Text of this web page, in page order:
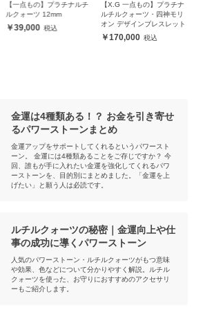
【一点もの】プラチナルチ
ルクォーツ 12mm
39,000
【X.G 一点もの】プラチナ
ルチルクォーツ・四神モリ
オン デザインブレスレット
170,000
金運は4種類ある！？ お金を引き寄せ
るパワーストーンまとめ
金運アップをサポートしてくれるというパワースト
ーン。 金運には4種類あることをご存じですか？ 今
回、誰もが手に入れたい金運を強化してくれるパワ
ーストーンを、目的別にまとめました。「金運を上
げたい」と願う人は必読です。
ルチルクォーツの秘密｜金運向上や仕
事の成功に導くパワーストーン
人気のパワーストーン・ルチルクォーツがもつ意味
や効果、色などについて分かりやすく解説。ルチル
クォーツを使った、お守りにおすすめのアクセサリ
ーもご紹介します。